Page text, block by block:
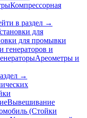
Компрессорная
в раздел →
для
для промывки
генераторов и
Ареометры и
→
Вывешивание
(Стойки